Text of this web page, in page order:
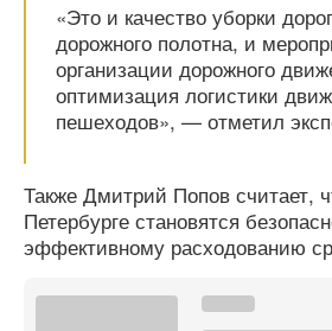
«Это и качество уборки
дорожного полотна, и
организации дорожного
оптимизация логистики
пешеходов», — отметил
Также Дмитрий Попов считает,
Петербурге становятся
эффективному расходованию